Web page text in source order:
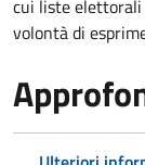
cui liste
volontà di